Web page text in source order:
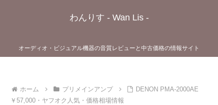
わんりす - Wan Lis -
オーディオ・ビジュアル機器の音質レビューと中古価格の情報サイト
ホーム プリメインアンプ
DENON PMA-2000AE
￥57,000・ヤフオク人気・価格相場情報